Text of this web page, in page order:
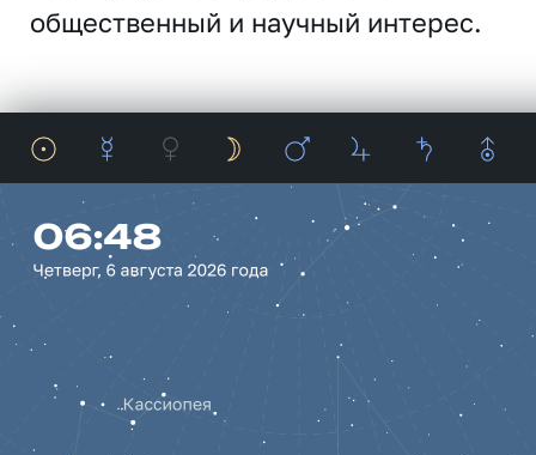
общественный и научный интерес.